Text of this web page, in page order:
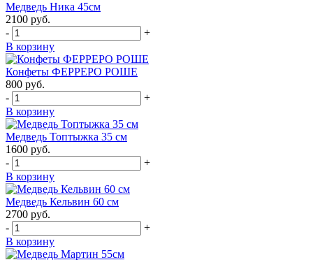
Медведь Ника 45см
2100 руб.
-
+
В корзину
Конфеты ФЕРРЕРО РОШЕ
800 руб.
-
+
В корзину
Медведь Топтыжка 35 см
1600 руб.
-
+
В корзину
Медведь Кельвин 60 см
2700 руб.
-
+
В корзину